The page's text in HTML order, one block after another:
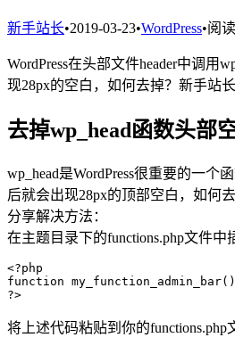
新手站长•2019-03-23•WordPress•阅
WordPress在头部文件header中调用
现28px的空白，如何去掉？新手站长
去掉wp_head函数头部
wp_head是WordPress很重要的一个
后就会出现28px的顶部空白，如何
分享解决方法：
在主题目录下的functions.php文件中
<?php
function
?>
将上述代码粘贴到你的functions.php